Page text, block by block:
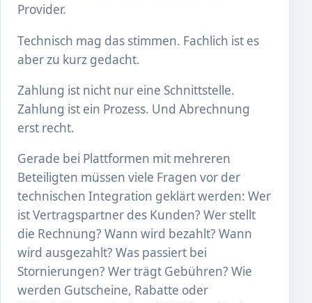
Provider.
Technisch mag das stimmen. Fachlich ist es
aber zu kurz gedacht.
Zahlung ist nicht nur eine Schnittstelle.
Zahlung ist ein Prozess. Und Abrechnung
erst recht.
Gerade bei Plattformen mit mehreren
Beteiligten müssen viele Fragen vor der
technischen Integration geklärt werden: Wer
ist Vertragspartner des Kunden? Wer stellt
die Rechnung? Wann wird bezahlt? Wann
wird ausgezahlt? Was passiert bei
Stornierungen? Wer trägt Gebühren? Wie
werden Gutscheine, Rabatte oder